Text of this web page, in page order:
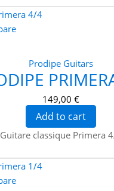
Prodipe Guitars
149,00 €
Add to cart
Guitare classique Primera